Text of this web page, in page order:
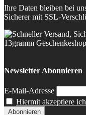
Ihre Daten bleiben bei
Sicherer mit SSL-
Newsletter Abonnieren
E-Mail-Adresse
Hiermit akzeptiere